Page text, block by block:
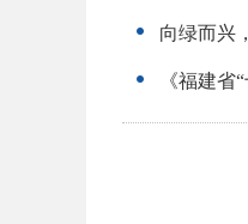
向绿而兴
《福建